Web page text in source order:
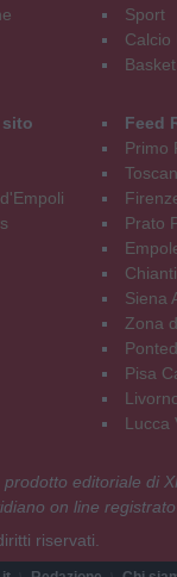
Sport
Calcio
Basket
sito
Feed
Primo
Prato
Siena
Zona
Pisa
Lucca
editoriale di
on line
riservati.